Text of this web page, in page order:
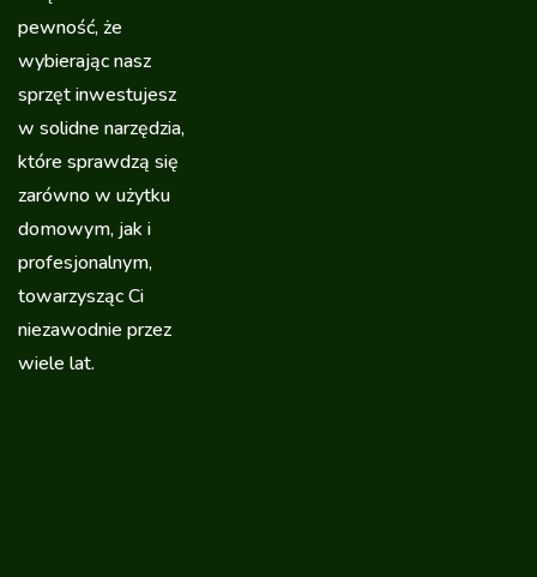
pewność, że
wybierając nasz
sprzęt inwestujesz
w solidne narzędzia,
które sprawdzą się
zarówno w użytku
domowym, jak i
profesjonalnym,
towarzysząc Ci
niezawodnie przez
wiele lat.